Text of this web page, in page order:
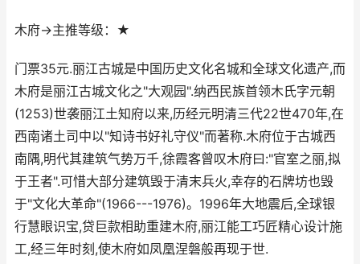
木府→主推等级：★
门票35元.丽江古城是中国历史文化名城和全球文化遗产,而
木府是丽江古城文化之"大观园".纳西民族首领木氏字元朝
(1253)世袭丽江土知府以来,历经元明清三代22世470年,在
西南诸土司中以"知诗书好礼守仪"而著称.木府位于古城西
南隅,明代其建筑气势万千,徐霞客曾叹木府曰:"官室之丽,拟
于王者".可惜大部分建筑毁于清末兵火,幸存的石牌坊也毁
于"文化大革命"(1966---1976)。1996年大地震后,全球银
行慧眼识宝,贷巨款相助重建木府,丽江能工巧匠精心设计施
工,经三年时刻,使木府如凤凰涅磐般再现于世.